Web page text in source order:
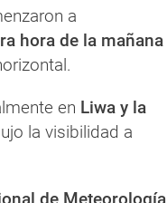
a
hora de la mañana
en Liwa y la
la visibilidad a